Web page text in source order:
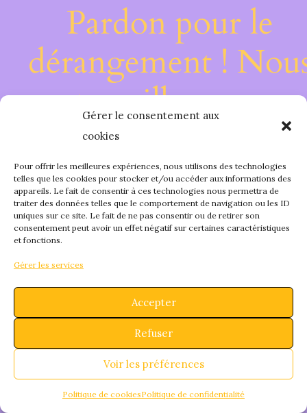
Gérer le consentement aux
cookies
Pour offrir les meilleures expériences, nous utilisons des technologies
telles que les cookies pour stocker et/ou accéder aux informations des
appareils. Le fait de consentir à ces technologies nous permettra de
traiter des données telles que le comportement de navigation ou les ID
uniques sur ce site. Le fait de ne pas consentir ou de retirer son
consentement peut avoir un effet négatif sur certaines caractéristiques
et fonctions.
Gérer les services
Accepter
Refuser
Voir les préférences
Politique de cookiesPolitique de confidentialité
Pardon pour le
dérangement !
travaillons sur
quelque chose de
fantastique –
bientôt !